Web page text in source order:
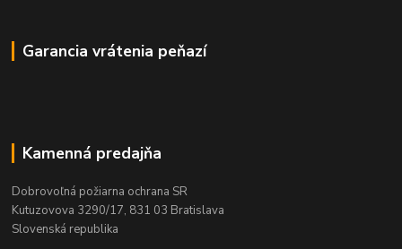
Garancia vrátenia peňazí
Kamenná predajňa
Dobrovoľná požiarna ochrana SR
Kutuzovova 3290/17, 831 03 Bratislava
Slovenská republika